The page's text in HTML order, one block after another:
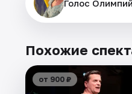
Голос
Похожие
от 900 ₽